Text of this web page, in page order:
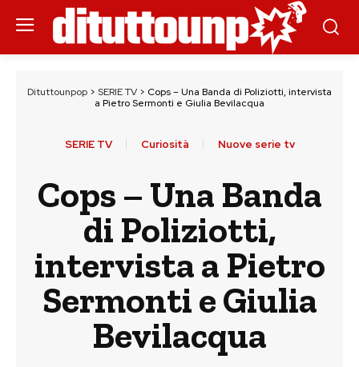
Dituttounpop > SERIE TV > Cops – Una Banda di Poliziotti, intervista
a Pietro Sermonti e Giulia Bevilacqua
SERIE TV Curiosità Nuove serie tv
Cops – Una Banda
di Poliziotti,
intervista a Pietro
Sermonti e Giulia
Bevilacqua